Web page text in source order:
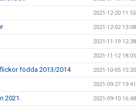
2021-12-20 11:55
2021-12-02 13:08
2021-11-19 12:38
2021-11-12 18:05
födda 2013/2014 2021-10-05 15:20
2021-09-27 19:41
2021. 2021-09-10 16:48